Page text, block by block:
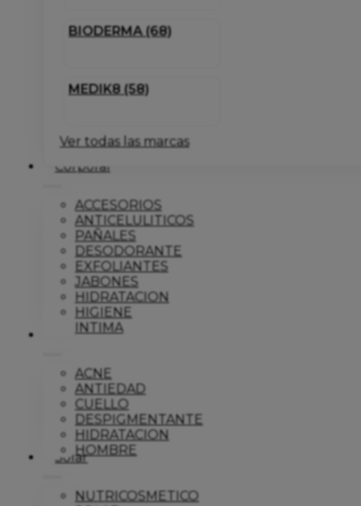
BIODERMA (68)
MEDIK8 (58)
Ver todas las marcas
Corporal
ACCESORIOS
ANTICELULITICOS
PAÑALES
DESODORANTE
EXFOLIANTES
JABONES
HIDRATACION
HIGIENE
INTIMA
Dermo
ACNE
ANTIEDAD
CUELLO
DESPIGMENTANTE
HIDRATACION
HOMBRE
Solar
NUTRICOSMETICO